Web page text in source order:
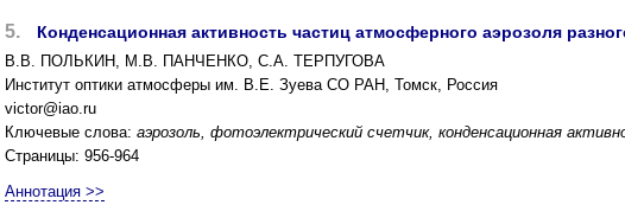
5. Конденсационная активность частиц атмосферного аэрозоля
В.В. ПОЛЬКИН, М.В. ПАНЧЕНКО, С.А. ТЕРПУГОВА
Институт оптики атмосферы им. В.Е. Зуева СО РАН, Томск, Россия
victor@iao.ru
Ключевые слова: аэрозоль, фотоэлектрический счетчик, конденсационная
Страницы: 956-964
Аннотация >>